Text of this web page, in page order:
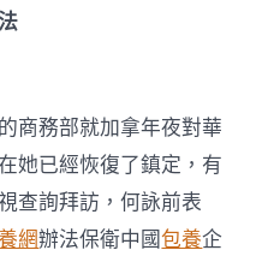
商務部就加拿年夜對華
她已經恢復了鎮定，有
查詢拜訪，何詠前表
網辦法保衛中國包養企